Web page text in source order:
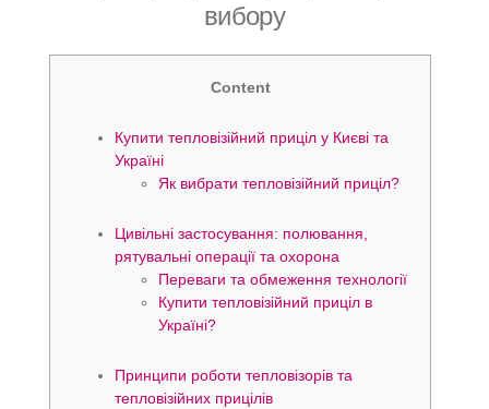
вибору
Content
Купити тепловізійний приціл у Києві та
Україні
Як вибрати тепловізійний приціл?
Цивільні застосування: полювання,
рятувальні операції та охорона
Переваги та обмеження технології
Купити тепловізійний приціл в
Україні?
Принципи роботи тепловізорів та
тепловізійних прицілів